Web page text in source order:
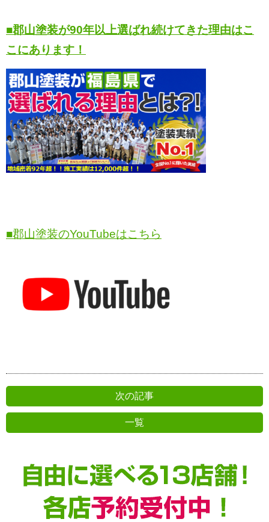
■郡山塗装が90年以上選ばれ続けてきた理由はこ
こにあります！
■郡山塗装のYouTubeはこちら
次の記事
一覧